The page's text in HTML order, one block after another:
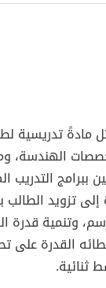
مادةً تدريسية
الهندسة،
ببرامج
تزويد الطالب
وتنمية
القدرة على
ثنائية.